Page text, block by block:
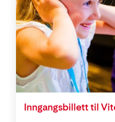
Inngangsbillett til